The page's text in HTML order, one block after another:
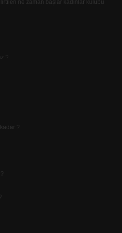
ne zaman başlar kadınlar kulübü
?
?